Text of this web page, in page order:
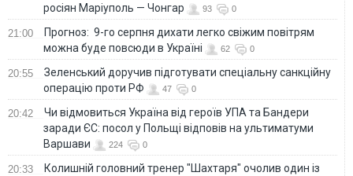
росіян Маріуполь — Чонгар
93 0
21:00
Прогноз: 9-го серпня дихати легко свіжим повітрям
можна буде повсюди в Україні
62 0
20:55
Зеленський доручив підготувати спеціальну санкційну
операцію проти РФ
47 0
20:42
Чи відмовиться Україна від героїв УПА та Бандери
заради ЄС: посол у Польщі відповів на ультиматуми
Варшави
224 0
20:33
Колишній головний тренер "Шахтаря" очолив один із